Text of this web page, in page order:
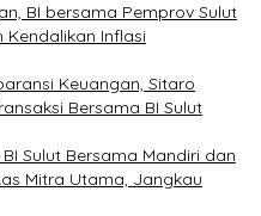
BI bersama Pemprov Sulut
Inflasi
Keuangan, Sitaro
Bersama BI Sulut
Sulut Bersama Mandiri dan
Mitra Utama, Jangkau